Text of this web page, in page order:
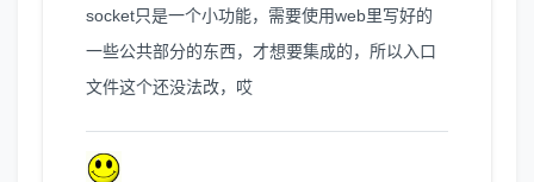
socket只是一个小功能，需要使用web里写好的
一些公共部分的东西，才想要集成的，所以入口
文件这个还没法改，哎